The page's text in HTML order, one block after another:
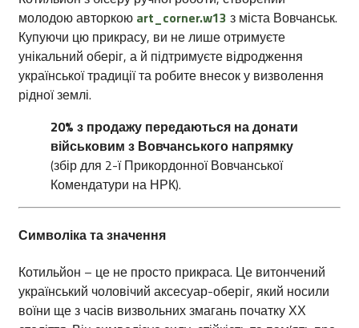
молодою авторкою art_corner.w13 з міста Вовчанськ.
Купуючи цю прикрасу, ви не лише отримуєте
унікальний оберіг, а й підтримуєте відродження
української традиції та робите внесок у визволення
рідної землі.
20% з продажу передаються на донати
військовим з Вовчанського напрямку
(збір для 2-ї Прикордонної Вовчанської
Комендатури на НРК).
Символіка та значення
Котильйон – це не просто прикраса. Це витончений
український чоловічий аксесуар-оберіг, який носили
воїни ще з часів визвольних змагань початку ХХ